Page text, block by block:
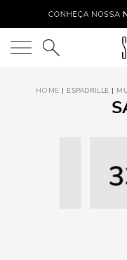
O que você está
ESPADRILLE